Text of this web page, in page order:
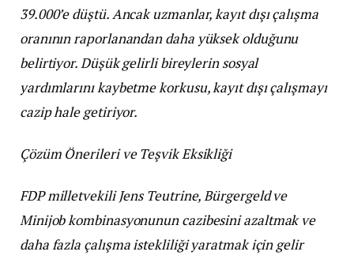
39.000’e düştü. Ancak uzmanlar, kayıt dışı çalışma
oranının raporlanandan daha yüksek olduğunu
belirtiyor. Düşük gelirli bireylerin sosyal
yardımlarını kaybetme korkusu, kayıt dışı çalışmayı
cazip hale getiriyor.
Çözüm Önerileri ve Teşvik Eksikliği
FDP milletvekili Jens Teutrine, Bürgergeld ve
Minijob kombinasyonunun cazibesini azaltmak ve
daha fazla çalışma istekliliği yaratmak için gelir